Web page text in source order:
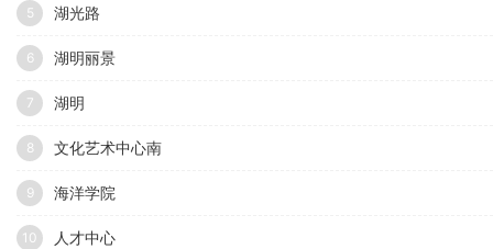
5 湖光路
6 湖明丽景
7 湖明
8 文化艺术中心南
9 海洋学院
10 人才中心